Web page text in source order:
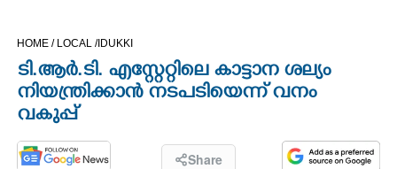
OPINION
PHOTOS
HOME / LOCAL /IDUKKI
ടി.ആർ.ടി. എസ്റ്റേറ്റിലെ കാട്ടാന ശല്യം
നിയന്ത്രിക്കാൻ നടപടിയെന്ന് വനം
വകുപ്പ്
Share